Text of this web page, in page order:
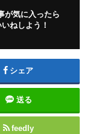
が気に入ったら
いねしよう！
シェア
送る
feedly